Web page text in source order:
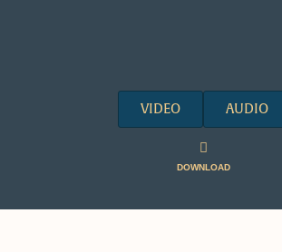
VIDEO AUDIO
DOWNLOAD